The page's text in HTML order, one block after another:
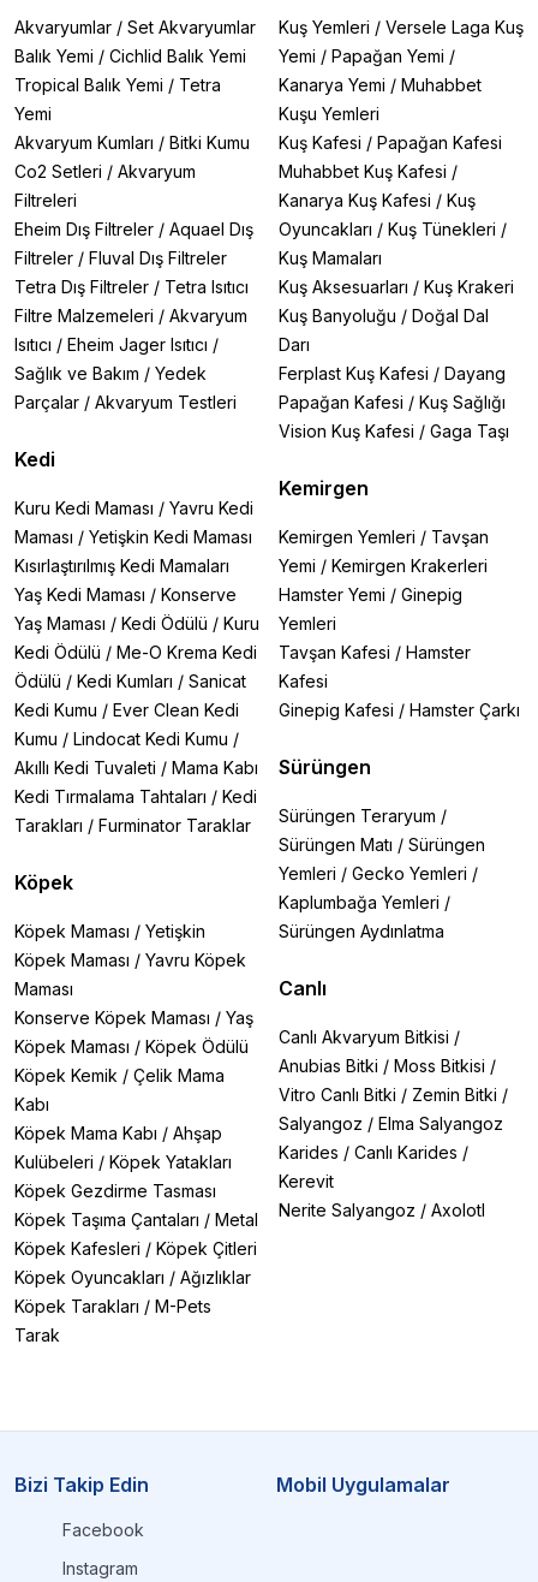
Akvaryumlar / Set Akvaryumlar
Balık Yemi / Cichlid Balık Yemi
Tropical Balık Yemi / Tetra
Yemi
Akvaryum Kumları / Bitki Kumu
Co2 Setleri / Akvaryum
Filtreleri
Eheim Dış Filtreler / Aquael Dış
Filtreler / Fluval Dış Filtreler
Tetra Dış Filtreler / Tetra Isıtıcı
Filtre Malzemeleri / Akvaryum
Isıtıcı / Eheim Jager Isıtıcı /
Sağlık ve Bakım / Yedek
Parçalar / Akvaryum Testleri
Kedi
Kuru Kedi Maması / Yavru Kedi
Maması / Yetişkin Kedi Maması
Kısırlaştırılmış Kedi Mamaları
Yaş Kedi Maması / Konserve
Yaş Maması / Kedi Ödülü / Kuru
Kedi Ödülü / Me-O Krema Kedi
Ödülü / Kedi Kumları / Sanicat
Kedi Kumu / Ever Clean Kedi
Kumu / Lindocat Kedi Kumu /
Akıllı Kedi Tuvaleti / Mama Kabı
Kedi Tırmalama Tahtaları / Kedi
Tarakları / Furminator Taraklar
Köpek
Köpek Maması / Yetişkin
Köpek Maması / Yavru Köpek
Maması
Konserve Köpek Maması / Yaş
Köpek Maması / Köpek Ödülü
Köpek Kemik / Çelik Mama
Kabı
Köpek Mama Kabı / Ahşap
Kulübeleri / Köpek Yatakları
Köpek Gezdirme Tasması
Köpek Taşıma Çantaları / Metal
Köpek Kafesleri / Köpek Çitleri
Köpek Oyuncakları / Ağızlıklar
Köpek Tarakları / M-Pets
Tarak
Kuş Yemleri / Versele Laga Kuş
Yemi / Papağan Yemi /
Kanarya Yemi / Muhabbet
Kuşu Yemleri
Kuş Kafesi / Papağan Kafesi
Muhabbet Kuş Kafesi /
Kanarya Kuş Kafesi / Kuş
Oyuncakları / Kuş Tünekleri /
Kuş Mamaları
Kuş Aksesuarları / Kuş Krakeri
Kuş Banyoluğu / Doğal Dal
Darı
Ferplast Kuş Kafesi / Dayang
Papağan Kafesi / Kuş Sağlığı
Vision Kuş Kafesi / Gaga Taşı
Kemirgen
Kemirgen Yemleri / Tavşan
Yemi / Kemirgen Krakerleri
Hamster Yemi / Ginepig
Yemleri
Tavşan Kafesi / Hamster
Kafesi
Ginepig Kafesi / Hamster Çarkı
Sürüngen
Sürüngen Teraryum /
Sürüngen Matı / Sürüngen
Yemleri / Gecko Yemleri /
Kaplumbağa Yemleri /
Sürüngen Aydınlatma
Canlı
Canlı Akvaryum Bitkisi /
Anubias Bitki / Moss Bitkisi /
Vitro Canlı Bitki / Zemin Bitki /
Salyangoz / Elma Salyangoz
Karides / Canlı Karides /
Kerevit
Nerite Salyangoz / Axolotl
Bizi Takip Edin
Facebook
Instagram
Mobil Uygulamalar